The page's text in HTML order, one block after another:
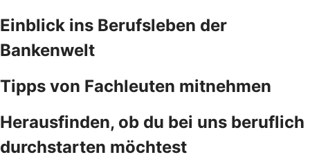
Einblick ins Berufsleben der
Bankenwelt
Tipps von Fachleuten mitnehmen
Herausfinden, ob du bei uns beruflich
durchstarten möchtest